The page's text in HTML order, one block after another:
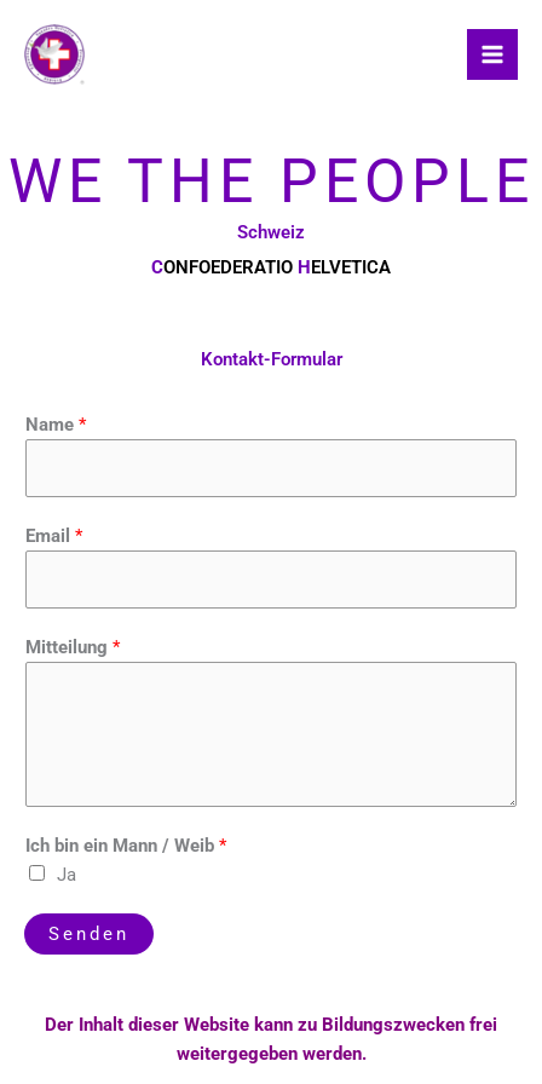
content
WE THE PEOPLE
Schweiz
CONFOEDERATIO HELVETICA
Kontakt-Formular
Name *
Email *
Mitteilung *
Ich bin ein Mann / Weib *
Ja
Senden
Der Inhalt dieser Website kann zu Bildungszwecken frei
weitergegeben werden.